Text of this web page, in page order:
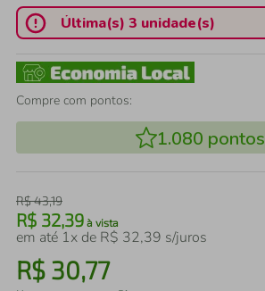
Última(s) 3 unidade(s)
Compre com pontos:
1.080 pontos
R$43,19
R$ 32,39 à vista
em até 1x de R$ 32,39 s/juros
R$ 30,77